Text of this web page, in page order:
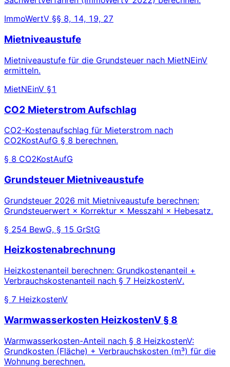
ImmoWertV §§ 8, 14, 19, 27
Mietniveaustufe
Mietniveaustufe für die Grundsteuer nach MietNEinV
ermitteln.
MietNEinV §1
CO2 Mieterstrom Aufschlag
CO2-Kostenaufschlag für Mieterstrom nach
CO2KostAufG § 8 berechnen.
§ 8 CO2KostAufG
Grundsteuer Mietniveaustufe
Grundsteuer 2026 mit Mietniveaustufe berechnen:
Grundsteuerwert × Korrektur × Messzahl × Hebesatz.
§ 254 BewG, § 15 GrStG
Heizkostenabrechnung
Heizkostenanteil berechnen: Grundkostenanteil +
Verbrauchskostenanteil nach § 7 HeizkostenV.
§ 7 HeizkostenV
Warmwasserkosten HeizkostenV § 8
Warmwasserkosten-Anteil nach § 8 HeizkostenV:
Grundkosten (Fläche) + Verbrauchskosten (m³) für die
Wohnung berechnen.